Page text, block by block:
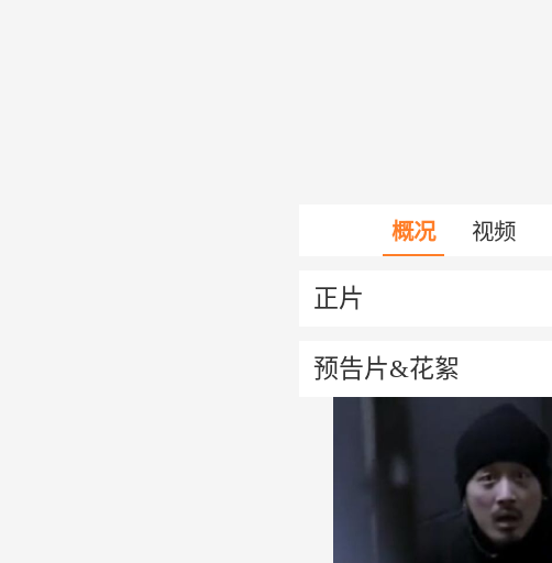
概况 视频
正片
预告片&花絮